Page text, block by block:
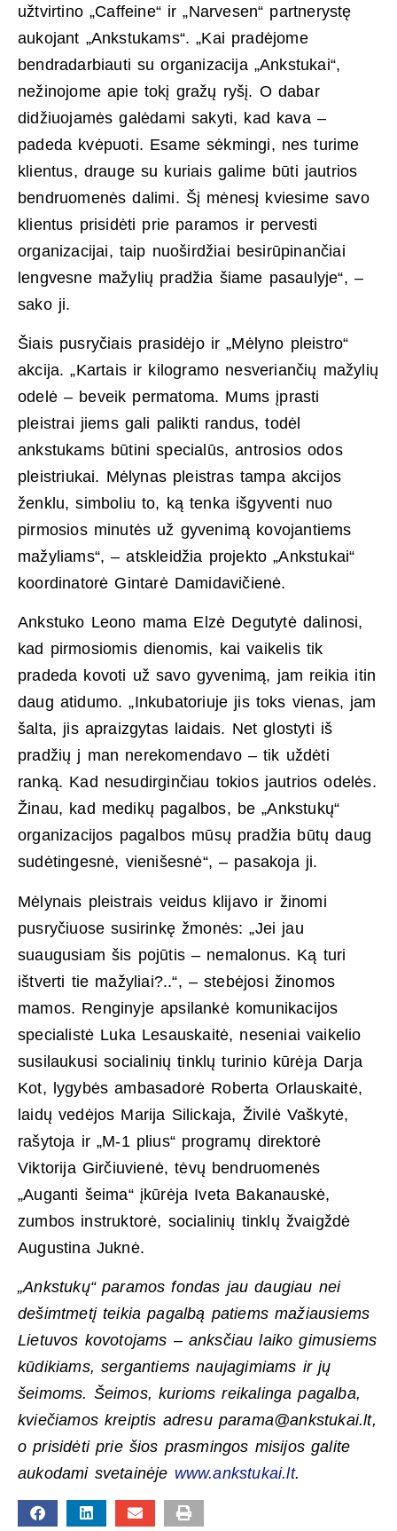
užtvirtino „Caffeine“ ir „Narvesen“ partnerystę
aukojant „Ankstukams“. „Kai pradėjome
bendradarbiauti su organizacija „Ankstukai“,
nežinojome apie tokį gražų ryšį. O dabar
didžiuojamės galėdami sakyti, kad kava –
padeda kvėpuoti. Esame sėkmingi, nes turime
klientus, drauge su kuriais galime būti jautrios
bendruomenės dalimi. Šį mėnesį kviesime savo
klientus prisidėti prie paramos ir pervesti
organizacijai, taip nuoširdžiai besirūpinančiai
lengvesne mažylių pradžia šiame pasaulyje“, –
sako ji.
Šiais pusryčiais prasidėjo ir „Mėlyno pleistro“
akcija. „Kartais ir kilogramo nesveriančių mažylių
odelė – beveik permatoma. Mums įprasti
pleistrai jiems gali palikti randus, todėl
ankstukams būtini specialūs, antrosios odos
pleistriukai. Mėlynas pleistras tampa akcijos
ženklu, simboliu to, ką tenka išgyventi nuo
pirmosios minutės už gyvenimą kovojantiems
mažyliams“, – atskleidžia projekto „Ankstukai“
koordinatorė Gintarė Damidavičienė.
Ankstuko Leono mama Elzė Degutytė dalinosi,
kad pirmosiomis dienomis, kai vaikelis tik
pradeda kovoti už savo gyvenimą, jam reikia itin
daug atidumo. „Inkubatoriuje jis toks vienas, jam
šalta, jis apraizgytas laidais. Net glostyti iš
pradžių j man nerekomendavo – tik uždėti
ranką. Kad nesudirginčiau tokios jautrios odelės.
Žinau, kad medikų pagalbos, be „Ankstukų“
organizacijos pagalbos mūsų pradžia būtų daug
sudėtingesnė, vienišesnė“, – pasakoja ji.
Mėlynais pleistrais veidus klijavo ir žinomi
pusryčiuose susirinkę žmonės: „Jei jau
suaugusiam šis pojūtis – nemalonus. Ką turi
ištverti tie mažyliai?..“, – stebėjosi žinomos
mamos. Renginyje apsilankė komunikacijos
specialistė Luka Lesauskaitė, neseniai vaikelio
susilaukusi socialinių tinklų turinio kūrėja Darja
Kot, lygybės ambasadorė Roberta Orlauskaitė,
laidų vedėjos Marija Silickaja, Živilė Vaškytė,
rašytoja ir „M-1 plius“ programų direktorė
Viktorija Girčiuvienė, tėvų bendruomenės
„Auganti šeima“ įkūrėja Iveta Bakanauskė,
zumbos instruktorė, socialinių tinklų žvaigždė
Augustina Juknė.
„Ankstukų“ paramos fondas jau daugiau nei
dešimtmetį teikia pagalbą patiems mažiausiems
Lietuvos kovotojams – anksčiau laiko gimusiems
kūdikiams, sergantiems naujagimiams ir jų
šeimoms. Šeimos, kurioms reikalinga pagalba,
kviečiamos kreiptis adresu parama@ankstukai.lt,
o prisidėti prie šios prasmingos misijos galite
aukodami svetainėje www.ankstukai.lt.